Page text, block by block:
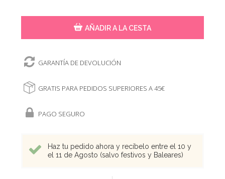
AÑADIR A LA CESTA
GARANTÍA DE DEVOLUCIÓN
GRATIS PARA PEDIDOS SUPERIORES A 45€
PAGO SEGURO
Haz tu pedido ahora y recíbelo entre el 10 y
el 11 de Agosto (salvo festivos y Baleares)